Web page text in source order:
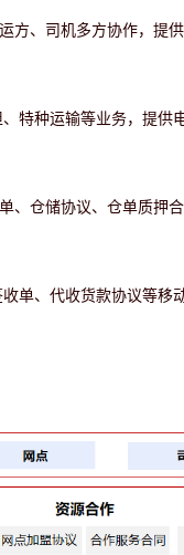
方、司机多方协作，提
特种运输等业务，提供
、仓储协议、仓单质押
单、代收货款协议等移